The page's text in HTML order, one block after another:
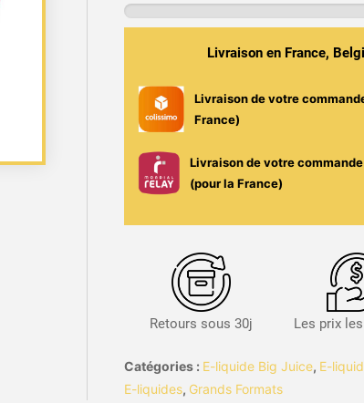
Chewing
Litre
Big
Juice
Livraison en France,
Livraison de votre
France)
Livraison de votre
(pour la France)
Retours sous 30j Les prix
Catégories : E-liquide Big Juice, E-
E-liquides, Grands Formats